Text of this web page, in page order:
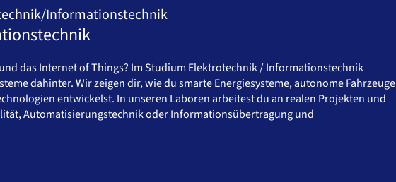
Informationstechnik
das Internet of Things? Im Studium Elektrotechnik / Informationstechnik
dahinter. Wir zeigen dir, wie du smarte Energiesysteme, autonome Fahrzeuge
entwickelst. In unseren Laboren arbeitest du an realen Projekten und
Automatisierungstechnik oder Informationsübertragung und